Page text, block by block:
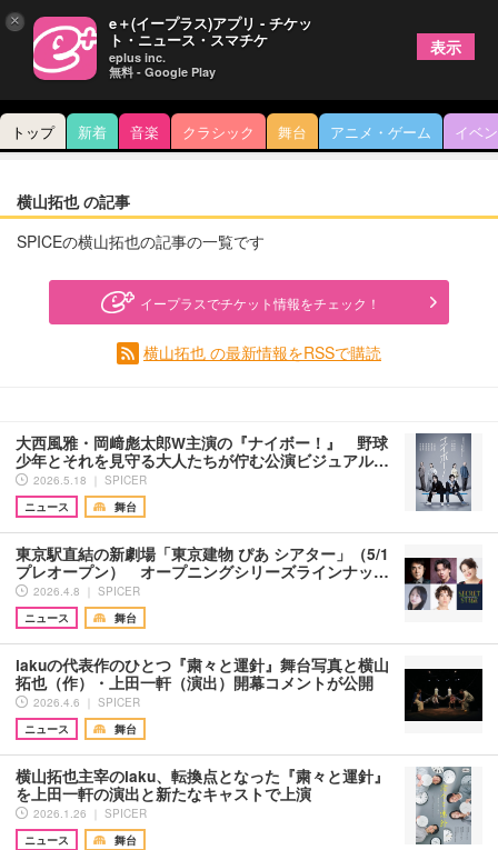
トップ 新着 音楽 クラシック 舞台 アニメ・ゲーム イベ
横山拓也 の記事
SPICEの横山拓也の記事の一覧です
イープラスでチケット情報をチェック！
横山拓也 の最新情報をRSSで購読
大西風雅・岡﨑彪太郎W主演の『ナイボー！』 野球
少年とそれを見守る大人たちが佇む公演ビジュアル…
2026.5.18 ｜ SPICER
ニュース
舞台
東京駅直結の新劇場「東京建物 ぴあ シアター」（5/1
プレオープン） オープニングシリーズラインナッ…
2026.4.8 ｜ SPICER
ニュース
舞台
iakuの代表作のひとつ『粛々と運針』舞台写真と横山
拓也（作）・上田一軒（演出）開幕コメントが公開
2026.4.6 ｜ SPICER
ニュース
舞台
横山拓也主宰のiaku、転換点となった『粛々と運針』
を上田一軒の演出と新たなキャストで上演
2026.1.26 ｜ SPICER
ニュース
舞台
× e＋(イープラス)アプリ - チケッ
ト・ニュース・スマチケ
eplus inc.
無料 - Google Play
表示